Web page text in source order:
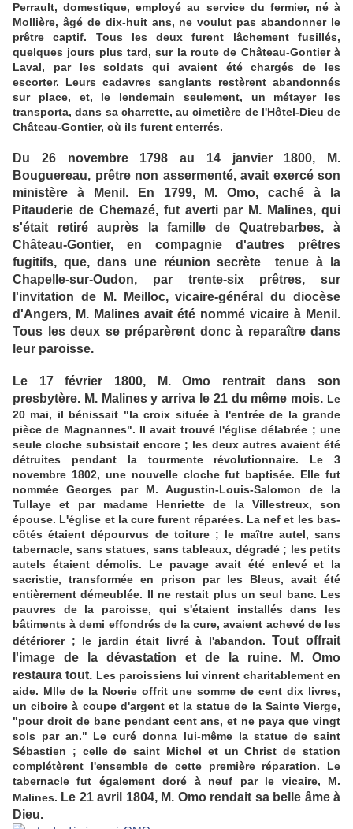
Perrault, domestique, employé au service du fermier, né à
Mollière, âgé de dix-huit ans, ne voulut pas abandonner le
prêtre captif. Tous les deux furent lâchement fusillés,
quelques jours plus tard, sur la route de Château-Gontier à
Laval, par les soldats qui avaient été chargés de les
escorter. Leurs cadavres sanglants restèrent abandonnés
sur place, et, le lendemain seulement, un métayer les
transporta, dans sa charrette, au cimetière de l'Hôtel-Dieu de
Château-Gontier, où ils furent enterrés.
Du 26 novembre 1798 au 14 janvier 1800, M.
Bouguereau, prêtre non assermenté, avait exercé son
ministère à Menil. En 1799, M. Omo, caché à la
Pitauderie de Chemazé, fut averti par M. Malines, qui
s'était retiré auprès la famille de Quatrebarbes, à
Château-Gontier, en compagnie d'autres prêtres
fugitifs, que, dans une réunion secrète tenue à la
Chapelle-sur-Oudon, par trente-six prêtres, sur
l'invitation de M. Meilloc, vicaire-général du diocèse
d'Angers, M. Malines avait été nommé vicaire à Menil.
Tous les deux se préparèrent donc à reparaître dans
leur paroisse.
Le 17 février 1800, M. Omo rentrait dans son
presbytère. M. Malines y arriva le 21 du même mois. Le
20 mai, il bénissait "la croix située à l'entrée de la grande
pièce de Magnannes". Il avait trouvé l'église délabrée ; une
seule cloche subsistait encore ; les deux autres avaient été
détruites pendant la tourmente révolutionnaire. Le 3
novembre 1802, une nouvelle cloche fut baptisée. Elle fut
nommée Georges par M. Augustin-Louis-Salomon de la
Tullaye et par madame Henriette de la Villestreux, son
épouse. L'église et la cure furent réparées. La nef et les bas-
côtés étaient dépourvus de toiture ; le maître autel, sans
tabernacle, sans statues, sans tableaux, dégradé ; les petits
autels étaient démolis. Le pavage avait été enlevé et la
sacristie, transformée en prison par les Bleus, avait été
entièrement démeublée. Il ne restait plus un seul banc. Les
pauvres de la paroisse, qui s'étaient installés dans les
bâtiments à demi effondrés de la cure, avaient achevé de les
détériorer ; le jardin était livré à l'abandon.Tout offrait
l'image de la dévastation et de la ruine. M. Omo
restaura tout. Les paroissiens lui vinrent charitablement en
aide. Mlle de la Noerie offrit une somme de cent dix livres,
un ciboire à coupe d'argent et la statue de la Sainte Vierge,
"pour droit de banc pendant cent ans, et ne paya que vingt
sols par an." Le curé donna lui-même la statue de saint
Sébastien ; celle de saint Michel et un Christ de station
complétèrent l'ensemble de cette première réparation. Le
tabernacle fut également doré à neuf par le vicaire, M.
Malines. Le 21 avril 1804, M. Omo rendait sa belle âme à
Dieu.